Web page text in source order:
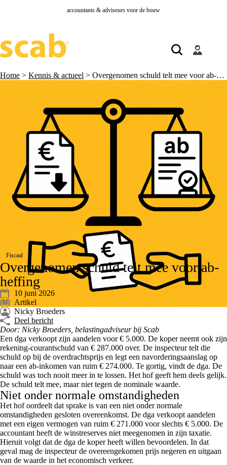
accountants & adviseurs voor de bouw
Home > Kennis & actueel > Overgenomen schuld telt mee voor ab-heffing
Fiscaal
Overgenomen schuld telt mee voor ab-
heffing
10 juni 2026
Artikel
Nicky Broeders
Deel bericht
Door: Nicky Broeders, belastingadviseur bij Scab
Een dga verkoopt zijn aandelen voor € 5.000. De koper neemt ook zijn
rekening-courantschuld van € 287.000 over. De inspecteur telt die
schuld op bij de overdrachtsprijs en legt een navorderingsaanslag op
naar een ab-inkomen van ruim € 274.000. Te gortig, vindt de dga. De
schuld was toch nooit meer in te lossen. Het hof geeft hem deels gelijk.
De schuld telt mee, maar niet tegen de nominale waarde.
Niet onder normale omstandigheden
Het hof oordeelt dat sprake is van een niet onder normale
omstandigheden gesloten overeenkomst. De dga verkoopt aandelen
met een eigen vermogen van ruim € 271.000 voor slechts € 5.000. De
accountant heeft de winstreserves niet meegenomen in zijn taxatie.
Hieruit volgt dat de dga de koper heeft willen bevoordelen. In dat
geval mag de inspecteur de overeengekomen prijs negeren en uitgaan
van de waarde in het economisch verkeer.